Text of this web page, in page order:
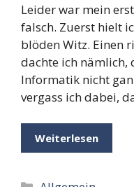
Leider war mein
falsch. Zuerst hielt
blöden Witz. Einen
dachte ich nämlich,
Informatik nicht
vergass ich dabei,
Weiterlesen